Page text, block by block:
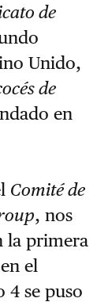
de
Unido,
de
en
Comité de
, nos
la primera
el
4 se puso